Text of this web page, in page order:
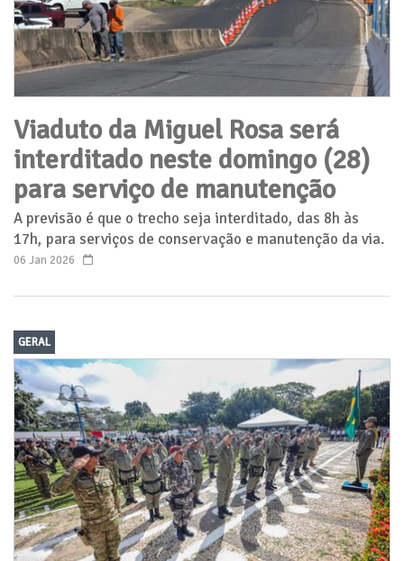
Viaduto da Miguel Rosa será
interditado neste domingo (28)
para serviço de manutenção
A previsão é que o trecho seja interditado, das 8h às
17h, para serviços de conservação e manutenção da via.
06 Jan 2026
GERAL